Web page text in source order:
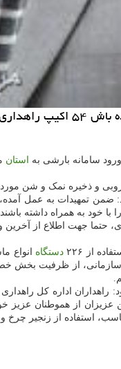
اطلاع داد.
ورود سامانه بارشی به استان
و ذخیره نمک و شن
ضمن تمهیدات به عمل
خود به همراه داشته
دستگاه
سازمانی، از ظرفیت
راهداران اداره کل
عزیزان از هموطنان
استفاده از زنجیر چرخ